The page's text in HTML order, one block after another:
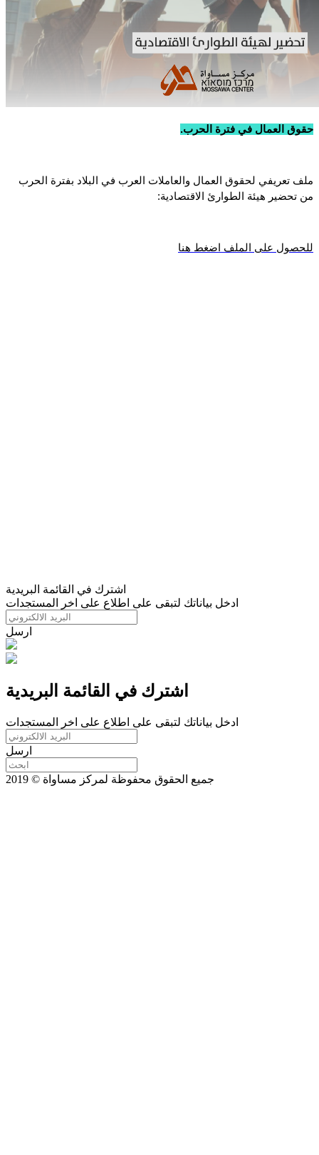
حقوق العمال في فترة الحرب.
ملف تعريفي لحقوق العمال والعاملات العرب في البلاد بفترة الحرب
من تحضير هيئة الطوارئ الاقتصادية:
للحصول على الملف اضغط هنا
اشترك في القائمة البريدية
ادخل بياناتك لتبقى على اطلاع على اخر المستجدات
ارسل
اشترك في القائمة البريدية
ادخل بياناتك لتبقى على اطلاع على اخر المستجدات
ارسل
جميع الحقوق محفوظة لمركز مساواة © 2019